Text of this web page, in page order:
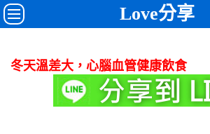
Love分享
冬天溫差大，心腦血管健康飲食